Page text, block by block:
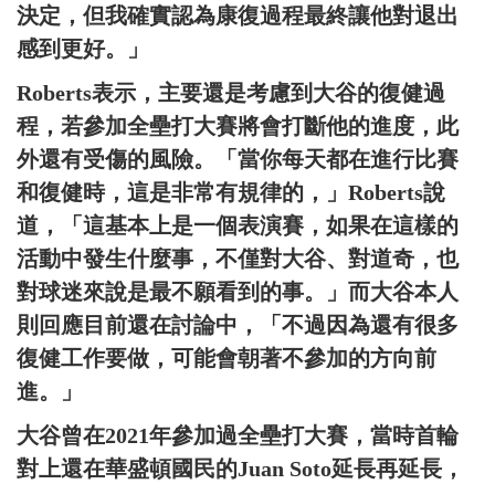
決定，但我確實認為康復過程最終讓他對退出
感到更好。」
Roberts表示，主要還是考慮到大谷的復健過
程，若參加全壘打大賽將會打斷他的進度，此
外還有受傷的風險。「當你每天都在進行比賽
和復健時，這是非常有規律的，」Roberts說
道，「這基本上是一個表演賽，如果在這樣的
活動中發生什麼事，不僅對大谷、對道奇，也
對球迷來說是最不願看到的事。」而大谷本人
則回應目前還在討論中，「不過因為還有很多
復健工作要做，可能會朝著不參加的方向前
進。」
大谷曾在2021年參加過全壘打大賽，當時首輪
對上還在華盛頓國民的Juan Soto延長再延長，